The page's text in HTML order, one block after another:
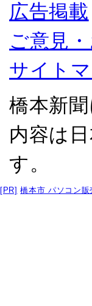
広告掲載
ご意見
サイト
橋本新
内容は
す。
[PR] 橋本市 パソコン販